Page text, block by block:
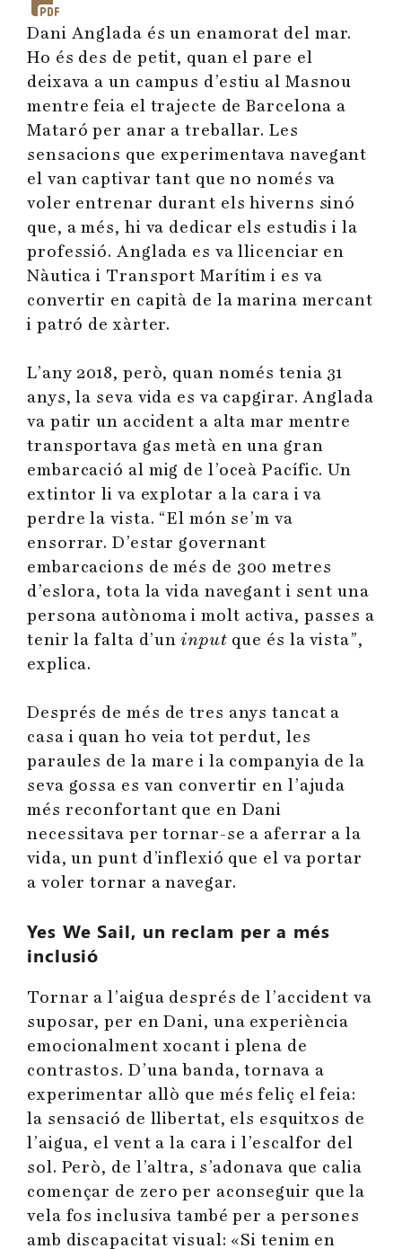
Dani Anglada és un enamorat del mar.
Ho és des de petit, quan el pare el
deixava a un campus d’estiu al Masnou
mentre feia el trajecte de Barcelona a
Mataró per anar a treballar. Les
sensacions que experimentava navegant
el van captivar tant que no només va
voler entrenar durant els hiverns sinó
que, a més, hi va dedicar els estudis i la
professió. Anglada es va llicenciar en
Nàutica i Transport Marítim i es va
convertir en capità de la marina mercant
i patró de xàrter.
L’any 2018, però, quan només tenia 31
anys, la seva vida es va capgirar. Anglada
va patir un accident a alta mar mentre
transportava gas metà en una gran
embarcació al mig de l’oceà Pacífic. Un
extintor li va explotar a la cara i va
perdre la vista. “El món se’m va
ensorrar. D’estar governant
embarcacions de més de 300 metres
d’eslora, tota la vida navegant i sent una
persona autònoma i molt activa, passes a
tenir la falta d’uninput que és la vista”,
explica.
Després de més de tres anys tancat a
casa i quan ho veia tot perdut, les
paraules de la mare i la companyia de la
seva gossa es van convertir en l’ajuda
més reconfortant que en Dani
necessitava per tornar-se a aferrar a la
vida, un punt d’inflexió que el va portar
a voler tornar a navegar.
Yes We Sail, un reclam per a més
inclusió
Tornar a l’aigua després de l’accident va
suposar, per en Dani, una experiència
emocionalment xocant i plena de
contrastos. D’una banda, tornava a
experimentar allò que més feliç el feia:
la sensació de llibertat, els esquitxos de
l’aigua, el vent a la cara i l’escalfor del
sol. Però, de l’altra, s’adonava que calia
començar de zero per aconseguir que la
vela fos inclusiva també per a persones
amb discapacitat visual: «Si tenim en